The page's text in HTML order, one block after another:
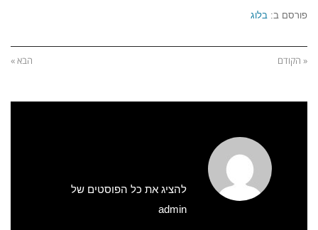
פורסם ב: בלוג
« הקודם הבא »
להציג את כל הפוסטים של
admin